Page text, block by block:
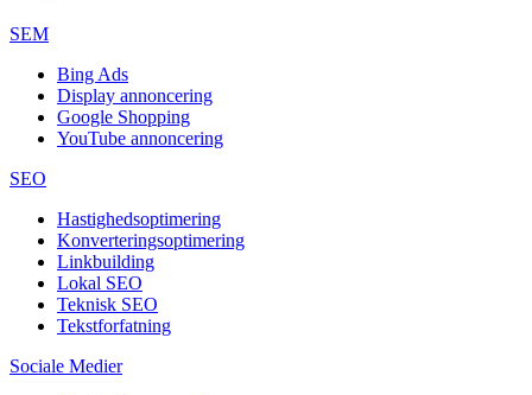
SEM
Bing Ads
Display annoncering
Google Shopping
YouTube annoncering
SEO
Hastighedsoptimering
Konverteringsoptimering
Linkbuilding
Lokal SEO
Teknisk SEO
Tekstforfatning
Sociale Medier